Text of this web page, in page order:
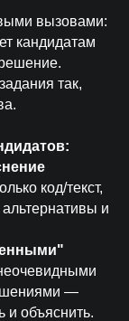
вызовами:
кандидатам
так,
код/текст,
и
—
и объяснить.